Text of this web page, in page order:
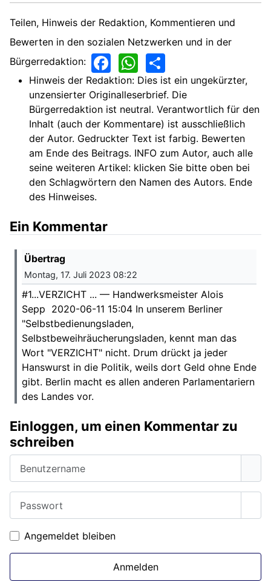
Teilen, Hinweis der Redaktion, Kommentieren und
Bewerten in den sozialen Netzwerken und in der
Bürgerredaktion:
Facebook
WhatsApp
Hinweis der Redaktion: Dies ist ein ungekürzter,
unzensierter Originalleserbrief. Die
Bürgerredaktion ist neutral. Verantwortlich für den
Inhalt (auch der Kommentare) ist ausschließlich
der Autor. Gedruckter Text ist farbig. Bewerten
am Ende des Beitrags. INFO zum Autor, auch alle
seine weiteren Artikel: klicken Sie bitte oben bei
den Schlagwörtern den Namen des Autors. Ende
des Hinweises.
Ein Kommentar
Übertrag
Montag, 17. Juli 2023 08:22
#1...VERZICHT ... — Handwerksmeister Alois
Sepp 2020-06-11 15:04 In unserem Berliner
"Selbstbedienungsladen,
Selbstbeweihräucherungsladen, kennt man das
Wort "VERZICHT" nicht. Drum drückt ja jeder
Hanswurst in die Politik, weils dort Geld ohne Ende
gibt. Berlin macht es allen anderen Parlamentariern
des Landes vor.
Einloggen, um einen Kommentar zu
schreiben
Angemeldet bleiben
Anmelden